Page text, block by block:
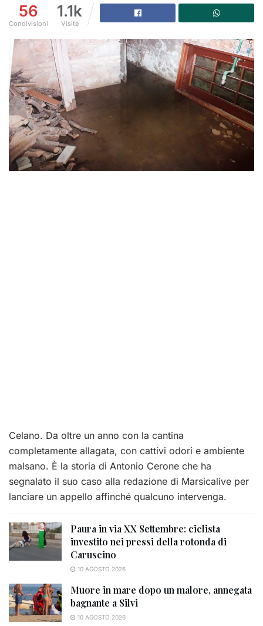
56
Condivisioni
1.1k
Visite
Celano. Da oltre un anno con la cantina
completamente allagata, con cattivi odori e ambiente
malsano. È la storia di Antonio Cerone che ha
segnalato il suo caso alla redazione di Marsicalive per
lanciare un appello affinché qualcuno intervenga.
Paura in via XX Settembre: ciclista
investito nei pressi della rotonda di
Caruscino
10 AGOSTO 2026
Muore in mare dopo un malore, annegata
bagnante a Silvi
10 AGOSTO 2026